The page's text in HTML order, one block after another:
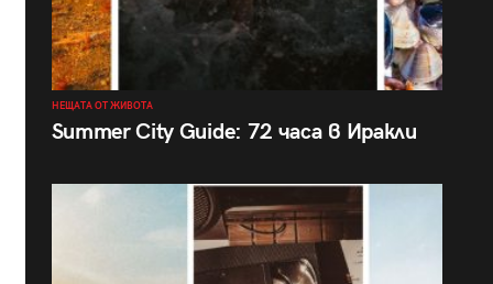
НЕЩАТА ОТ ЖИВОТА
Summer City Guide: 72 часа в Иракли